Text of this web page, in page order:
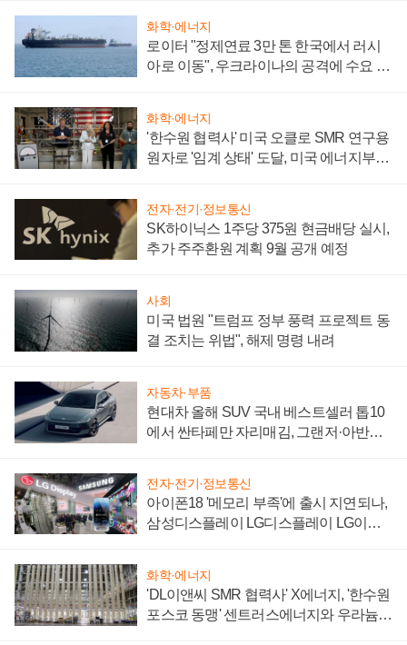
화학·에너지
로이터 "정제연료 3만 톤 한국에서 러시
아로 이동", 우크라이나의 공격에 수요 늘
화학·에너지
'한수원 협력사' 미국 오클로 SMR 연구용
원자로 '임계 상태' 도달, 미국 에너지부
전자·전기·정보통신
SK하이닉스 1주당 375원 현금배당 실시,
추가 주주환원 계획 9월 공개 예정
사회
미국 법원 "트럼프 정부 풍력 프로젝트 동
결 조치는 위법", 해제 명령 내려
자동차·부품
현대차 올해 SUV 국내 베스트셀러 톱10
에서 싼타페만 자리매김, 그랜저·아반떼
전자·전기·정보통신
아이폰18 '메모리 부족'에 출시 지연되나,
삼성디스플레이 LG디스플레이 LG이노
화학·에너지
'DL이앤씨 SMR 협력사' X에너지, '한수원
포스코 동맹' 센트러스에너지와 우라늄